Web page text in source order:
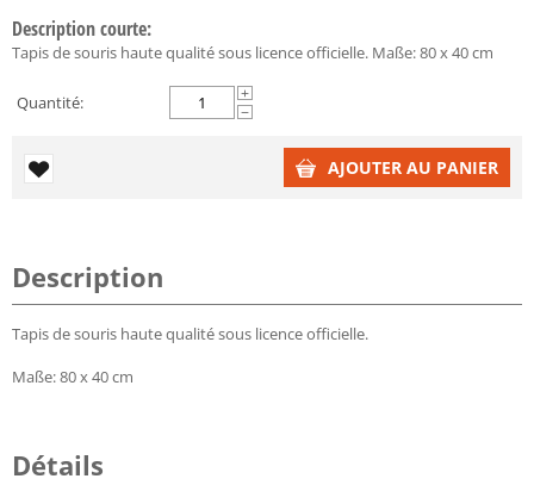
Description courte:
Tapis de souris haute qualité sous licence officielle. Maße: 80 x 40 cm
Quantité:
+
−
AJOUTER AU PANIER
Description
Tapis de souris haute qualité sous licence officielle.
Maße: 80 x 40 cm
Détails